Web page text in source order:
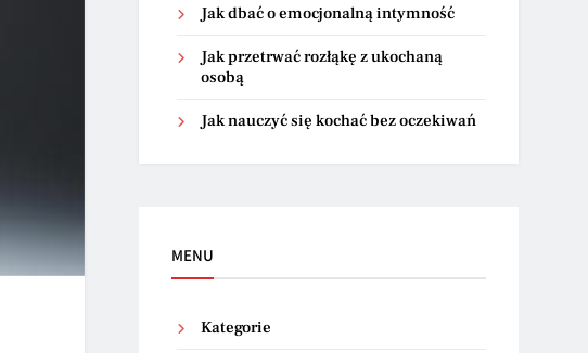
Jak dbać o emocjonalną intymność
Jak przetrwać rozłąkę z ukochaną
osobą
Jak nauczyć się kochać bez oczekiwań
MENU
Kategorie